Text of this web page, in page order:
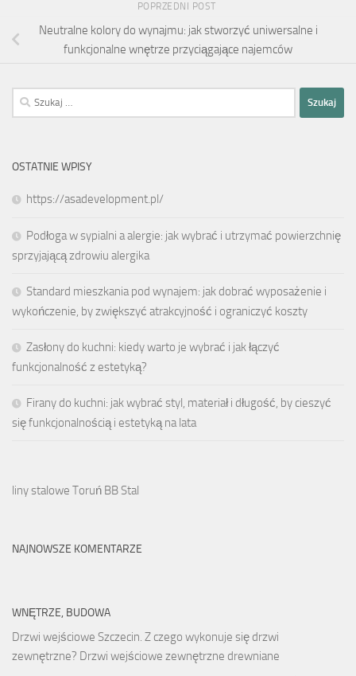
POPRZEDNI POST
Neutralne kolory do wynajmu: jak stworzyć uniwersalne i
funkcjonalne wnętrze przyciągające najemców
Szukaj:
OSTATNIE WPISY
https://asadevelopment.pl/
Podłoga w sypialni a alergie: jak wybrać i utrzymać powierzchnię
sprzyjającą zdrowiu alergika
Standard mieszkania pod wynajem: jak dobrać wyposażenie i
wykończenie, by zwiększyć atrakcyjność i ograniczyć koszty
Zasłony do kuchni: kiedy warto je wybrać i jak łączyć
funkcjonalność z estetyką?
Firany do kuchni: jak wybrać styl, materiał i długość, by cieszyć
się funkcjonalnością i estetyką na lata
liny stalowe Toruń BB Stal
NAJNOWSZE KOMENTARZE
WNĘTRZE, BUDOWA
Drzwi wejściowe Szczecin. Z czego wykonuje się drzwi
zewnętrzne? Drzwi wejściowe zewnętrzne drewniane